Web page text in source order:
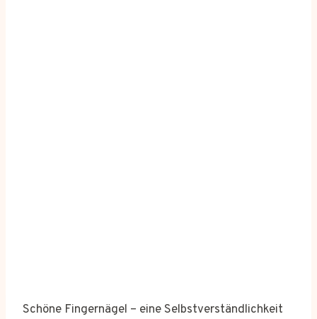
Schöne Fingernägel – eine Selbstverständlichkeit